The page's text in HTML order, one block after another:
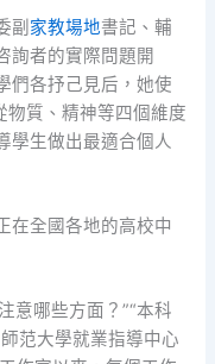
副 家教場地書記、輔
詢者的實際問題開
們各抒己見后，她使
物質、精神等四個維度
學生做出最適合個人
在全國各地的高校中
意哪些方面？”“本科
范大學就業指導中心